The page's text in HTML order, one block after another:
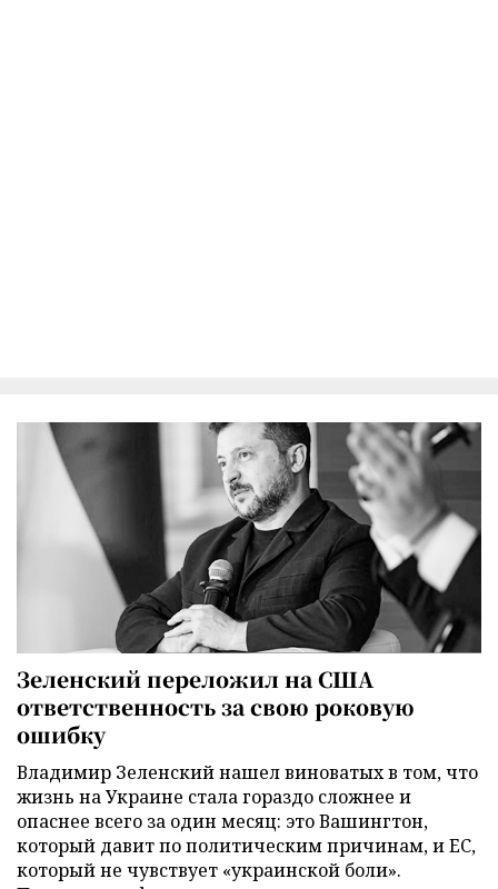
Зеленский переложил на США
ответственность за свою роковую
ошибку
Владимир Зеленский нашел виноватых в том, что
жизнь на Украине стала гораздо сложнее и
опаснее всего за один месяц: это Вашингтон,
который давит по политическим причинам, и ЕС,
который не чувствует «украинской боли».